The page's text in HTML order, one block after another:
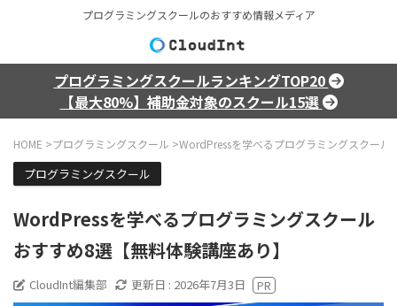
プログラミングスクールのおすすめ情報メディア
プログラミングスクールランキングTOP20
【最大80%】補助金対象のスクール15選
HOME >プログラミングスクール >WordPressを学べるプログラミングスクー
プログラミングスクール
WordPressを学べるプログラミングスクール
おすすめ8選【無料体験講座あり】
CloudInt編集部 更新日 : 2026年7月3日